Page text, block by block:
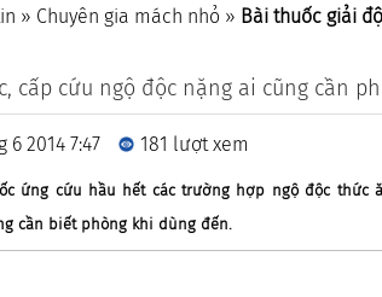
» Chuyên gia mách nhỏ » Bài thuốc giải
cấp cứu ngộ độc nặng ai cũng cần
6 2014 7:47 181 lượt xem
ứng cứu hầu hết các trường hợp ngộ độc thức
cần biết phòng khi dùng đến.